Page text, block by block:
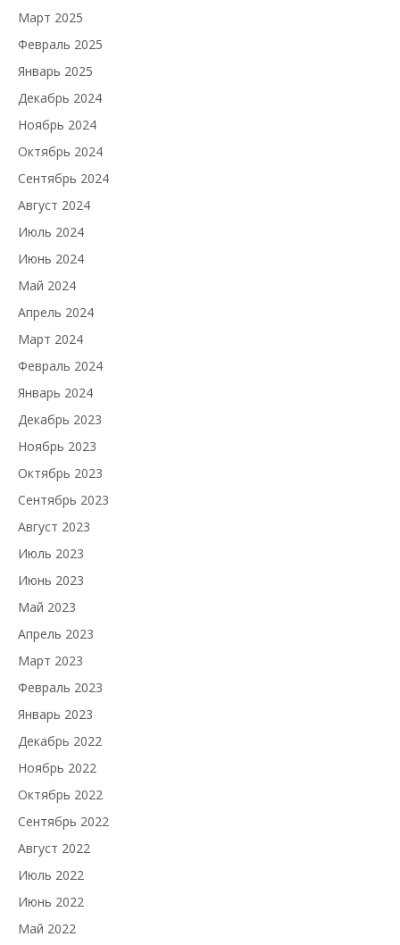
Март 2025
Февраль 2025
Январь 2025
Декабрь 2024
Ноябрь 2024
Октябрь 2024
Сентябрь 2024
Август 2024
Июль 2024
Июнь 2024
Май 2024
Апрель 2024
Март 2024
Февраль 2024
Январь 2024
Декабрь 2023
Ноябрь 2023
Октябрь 2023
Сентябрь 2023
Август 2023
Июль 2023
Июнь 2023
Май 2023
Апрель 2023
Март 2023
Февраль 2023
Январь 2023
Декабрь 2022
Ноябрь 2022
Октябрь 2022
Сентябрь 2022
Август 2022
Июль 2022
Июнь 2022
Май 2022